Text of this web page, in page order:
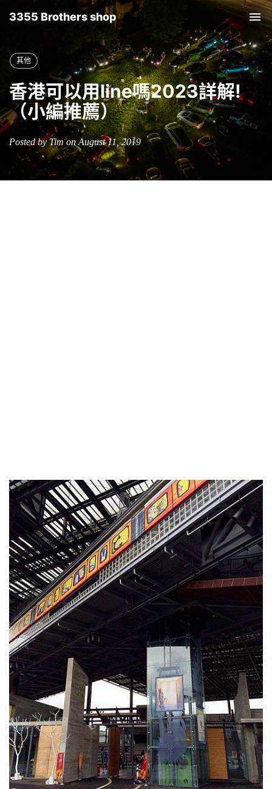
3355 Brothers shop
其他
香港可以用line嗎2023詳解!
（小編推薦）
Posted by Tim on August 11, 2019